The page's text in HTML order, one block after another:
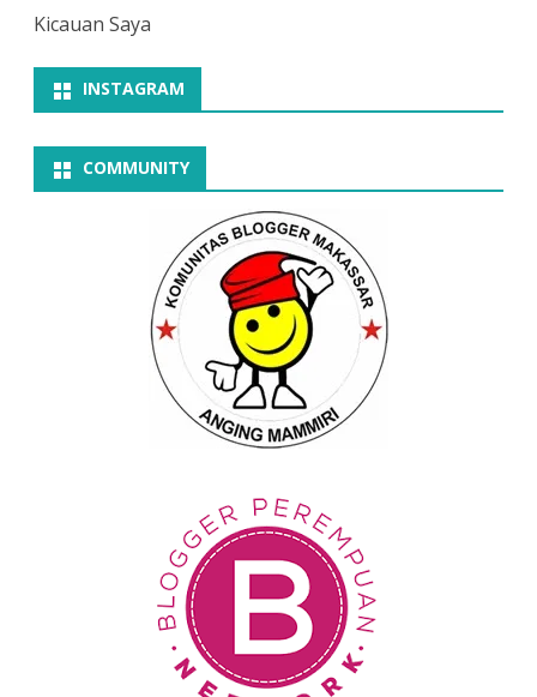
Kicauan Saya
INSTAGRAM
COMMUNITY